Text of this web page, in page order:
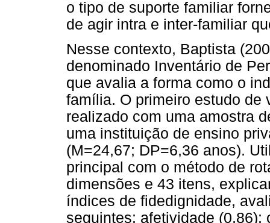
o tipo de suporte familiar
de agir intra e inter-familiar
Nesse contexto, Baptista
denominado Inventário de
que avalia a forma como o
família. O primeiro estudo de
realizado com uma amostra
uma instituição de ensino
(M=24,67; DP=6,36 anos).
principal com o método de
dimensões e 43 itens,
índices de fidedignidade,
seguintes: afetividade